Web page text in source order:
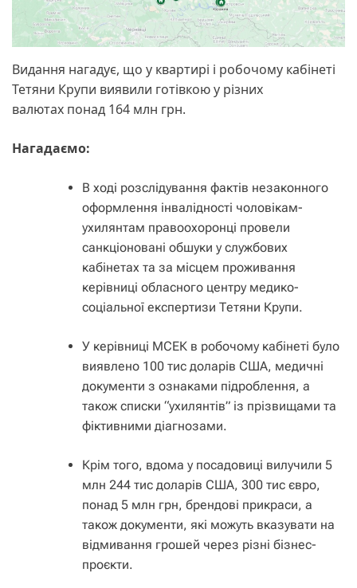
Видання нагадує, що у квартирі і робочому кабінеті
Тетяни Крупи виявили готівкою у різних
валютах понад 164 млн грн.
Нагадаємо:
В ході розслідування фактів незаконного
оформлення інвалідності чоловікам-
ухилянтам правоохоронці провели
санкціоновані обшуки у службових
кабінетах та за місцем проживання
керівниці обласного центру медико-
соціальної експертизи Тетяни Крупи.
У керівниці МСЕК в робочому кабінеті було
виявлено 100 тис доларів США, медичні
документи з ознаками підроблення, а
також списки “ухилянтів” із прізвищами та
фіктивними діагнозами.
Крім того, вдома у посадовиці вилучили 5
млн 244 тис доларів США, 300 тис євро,
понад 5 млн грн, брендові прикраси, а
також документи, які можуть вказувати на
відмивання грошей через різні бізнес-
проєкти.